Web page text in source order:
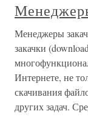
Менеджеры
закачки
Интернете, не
скачивания
других задач.